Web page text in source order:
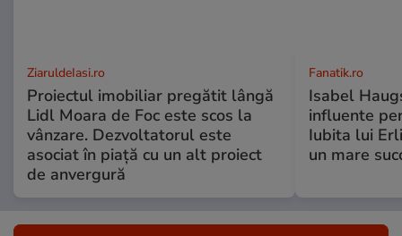
ZiaruldeIasi.ro
Proiectul imobiliar pregătit lângă
Lidl Moara de Foc este scos la
vânzare. Dezvoltatorul este
asociat în piață cu un alt proiect
de anvergură
Fanatik.ro
Isabel
influente
Iubita lui
un mare